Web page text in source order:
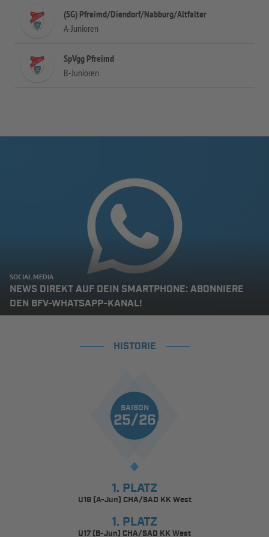
(SG) Pfreimd/Diendorf/Nabburg/Altfalter
A-Junioren
SpVgg Pfreimd
B-Junioren
SOCIAL MEDIA
NEWS DIREKT AUF DEIN SMARTPHONE: ABONNIERE
DEN BFV-WHATSAPP-KANAL!
HISTORIE
SAISON
25/26
1. PLATZ
U19 (A-Jun) CHA/SAD KK West
1. PLATZ
U17 (B-Jun) CHA/SAD KK West